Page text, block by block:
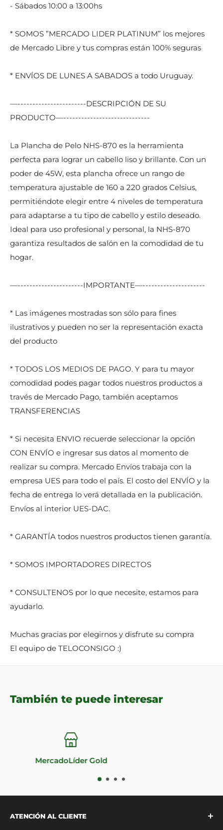
- Sábados 10:00 a 13:00hs
* SOMOS ”MERCADO LIDER PLATINUM” los mejores
de Mercado Libre y tus compras están 100% seguras
* ENVÍOS DE LUNES A SABADOS a todo Uruguay.
—-----------------------DESCRIPCIÓN DE SU
PRODUCTO—-----------------------------
La Plancha de Pelo NHS-870 es la herramienta
perfecta para lograr un cabello liso y brillante. Con un
poder de 45W, esta plancha ofrece un rango de
temperatura ajustable de 160 a 220 grados Celsius,
permitiéndote elegir entre 4 niveles de temperatura
para adaptarse a tu tipo de cabello y estilo deseado.
Ideal para uso profesional y personal, la NHS-870
garantiza resultados de salón en la comodidad de tu
hogar.
—----------------------IMPORTANTE—---------------------
* Las imágenes mostradas son sólo para fines
ilustrativos y pueden no ser la representación exacta
del producto
* TODOS LOS MEDIOS DE PAGO. Y para tu mayor
comodidad podes pagar todos nuestros productos a
través de Mercado Pago, también aceptamos
TRANSFERENCIAS
* Si necesita ENVIO recuerde seleccionar la opción
CON ENVÍO e ingresar sus datos al momento de
realizar su compra. Mercado Envíos trabaja con la
empresa UES para todo el país. El costo del ENVÍO y la
fecha de entrega lo verá detallada en la publicación.
Envíos al interior UES-DAC.
* GARANTÍA todos nuestros productos tienen garantía.
* SOMOS IMPORTADORES DIRECTOS
* CONSULTENOS por lo que necesite, estamos para
ayudarlo.
Muchas gracias por elegirnos y disfrute su compra
El equipo de TELOCONSIGO :)
También te puede interesar
Impecable reputación
ATENCIÓN AL CLIENTE